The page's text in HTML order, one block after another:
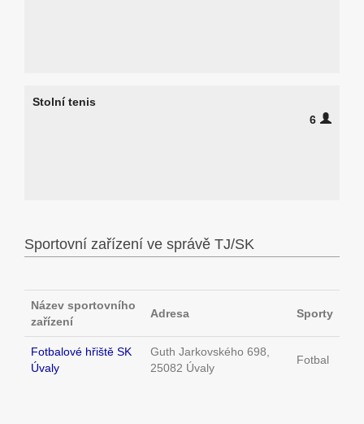
Stolní tenis
6
Sportovní zařízení ve správě TJ/SK
Název sportovního
zařízení
Adresa Sporty
Fotbalové hřiště SK
Úvaly
Guth Jarkovského 698,
25082 Úvaly
Fotbal